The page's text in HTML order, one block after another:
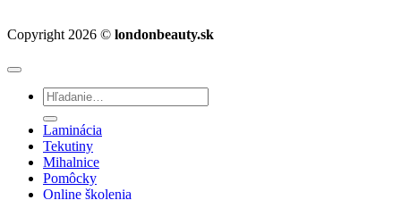
Copyright 2026 © londonbeauty.sk
Hľadať:
Laminácia
Tekutiny
Mihalnice
Pomôcky
Online školenia